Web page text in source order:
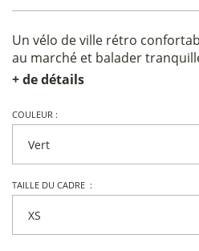
Un vélo de ville rétro
au marché et balader
+ de détails
COULEUR :
TAILLE DU CADRE :